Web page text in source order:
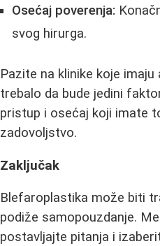
Osećaj poverenja:
svog hirurga.
Pazite na klinike koje
trebalo da bude jedini
pristup i osećaj koji imate
zadovoljstvo.
Zaključak
Blefaroplastika može biti
podiže samopouzdanje.
postavljajte pitanja i